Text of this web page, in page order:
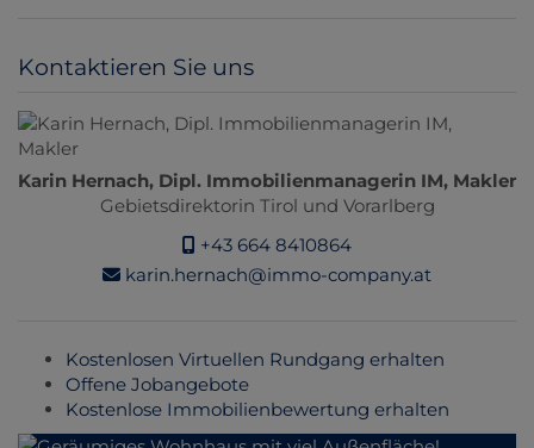
Kontaktieren Sie uns
Karin Hernach, Dipl. Immobilienmanagerin IM, Makler
Gebietsdirektorin Tirol und Vorarlberg
+43 664 8410864
karin.hernach@immo-company.at
Kostenlosen Virtuellen Rundgang erhalten
Offene Jobangebote
Kostenlose Immobilienbewertung erhalten